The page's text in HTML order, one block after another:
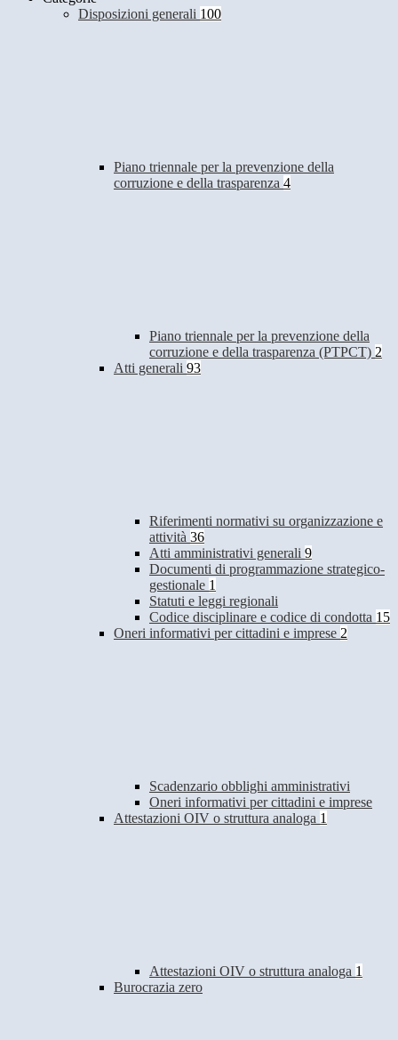
Disposizioni generali 100
Piano triennale per la prevenzione della
corruzione e della trasparenza 4
Piano triennale per la prevenzione della
corruzione e della trasparenza (PTPCT) 2
Atti generali 93
Riferimenti normativi su organizzazione e
attività 36
Atti amministrativi generali 9
Documenti di programmazione strategico-
gestionale 1
Statuti e leggi regionali
Codice disciplinare e codice di condotta 15
Oneri informativi per cittadini e imprese 2
Scadenzario obblighi amministrativi
Oneri informativi per cittadini e imprese
Attestazioni OIV o struttura analoga 1
Attestazioni OIV o struttura analoga 1
Burocrazia zero